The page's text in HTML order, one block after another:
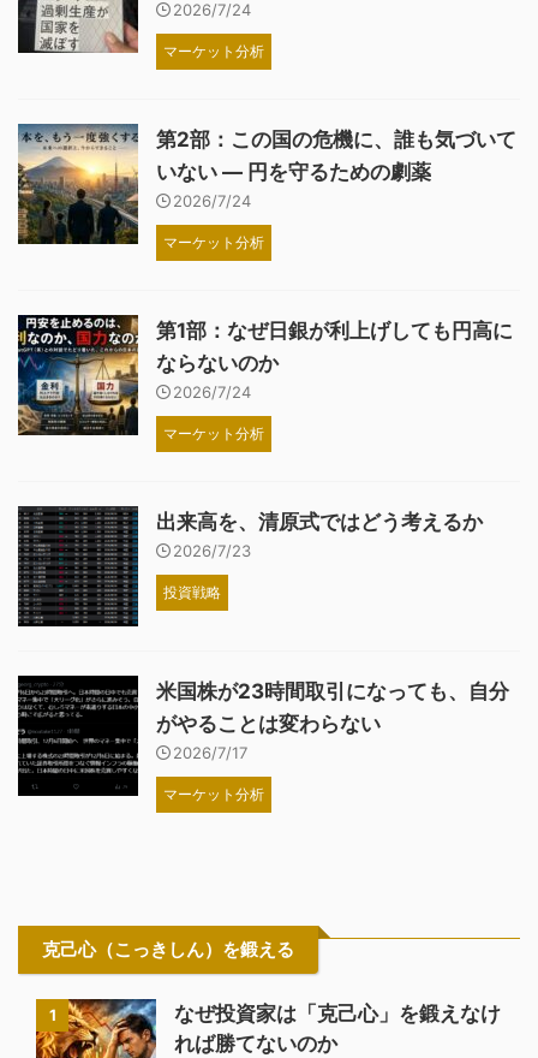
2026/7/24
マーケット分析
第2部：この国の危機に、誰も気づいて
いない ― 円を守るための劇薬
2026/7/24
マーケット分析
第1部：なぜ日銀が利上げしても円高に
ならないのか
2026/7/24
マーケット分析
出来高を、清原式ではどう考えるか
2026/7/23
投資戦略
米国株が23時間取引になっても、自分
がやることは変わらない
2026/7/17
マーケット分析
克己心（こっきしん）を鍛える
1
なぜ投資家は「克己心」を鍛えなけ
れば勝てないのか